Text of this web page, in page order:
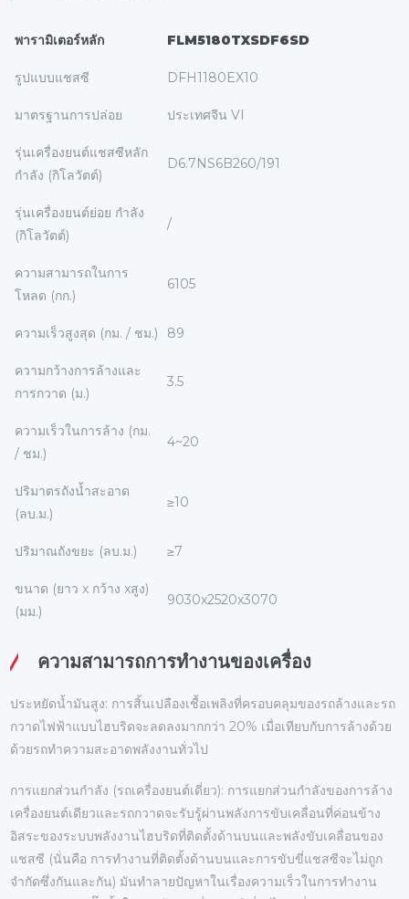
พารามิเตอร์หลัก FLM5180TXSDF6SD
รูปแบบแชสซี DFH1180EX10
มาตรฐานการปล่อย ประเทศจีน VI
รุ่นเครื่องยนต์แชสซีหลัก
กำลัง (กิโลวัตต์)
D6.7NS6B260/191
รุ่นเครื่องยนต์ย่อย กำลัง
(กิโลวัตต์)
/
ความสามารถในการ
โหลด (กก.)
6105
ความเร็วสูงสุด (กม. / ชม.) 89
ความกว้างการล้างและ
การกวาด (ม.)
3.5
ความเร็วในการล้าง (กม.
/ ชม.)
4~20
ปริมาตรถังน้ำสะอาด
(ลบ.ม.)
≥10
ปริมาณถังขยะ (ลบ.ม.) ≥7
ขนาด (ยาว x กว้าง xสูง)
(มม.)
9030x2520x3070
ความสามารถการทํางานของเครื่อง
ประหยัดน้ำมันสูง: การสิ้นเปลืองเชื้อเพลิงที่ครอบคลุมของรถล้างและรถ
กวาดไฟฟ้าแบบไฮบริดจะลดลงมากกว่า 20% เมื่อเทียบกับการล้างด้วย
ด้วยรถทำความสะอาดพลังงานทั่วไป
การแยกส่วนกำลัง (รถเครื่องยนต์เดี่ยว): การแยกส่วนกำลังของการล้าง
เครื่องยนต์เดียวและรถกวาดจะรับรู้ผ่านพลังการขับเคลื่อนที่ค่อนข้าง
อิสระของระบบพลังงานไฮบริดที่ติดตั้งด้านบนและพลังขับเคลื่อนของ
แชสซี (นั่นคือ การทำงานที่ติดตั้งด้านบนและการขับขี่แชสซีจะไม่ถูก
จำกัดซึ่งกันและกัน) มันทำลายปัญหาในเรื่องความเร็วในการทำงาน